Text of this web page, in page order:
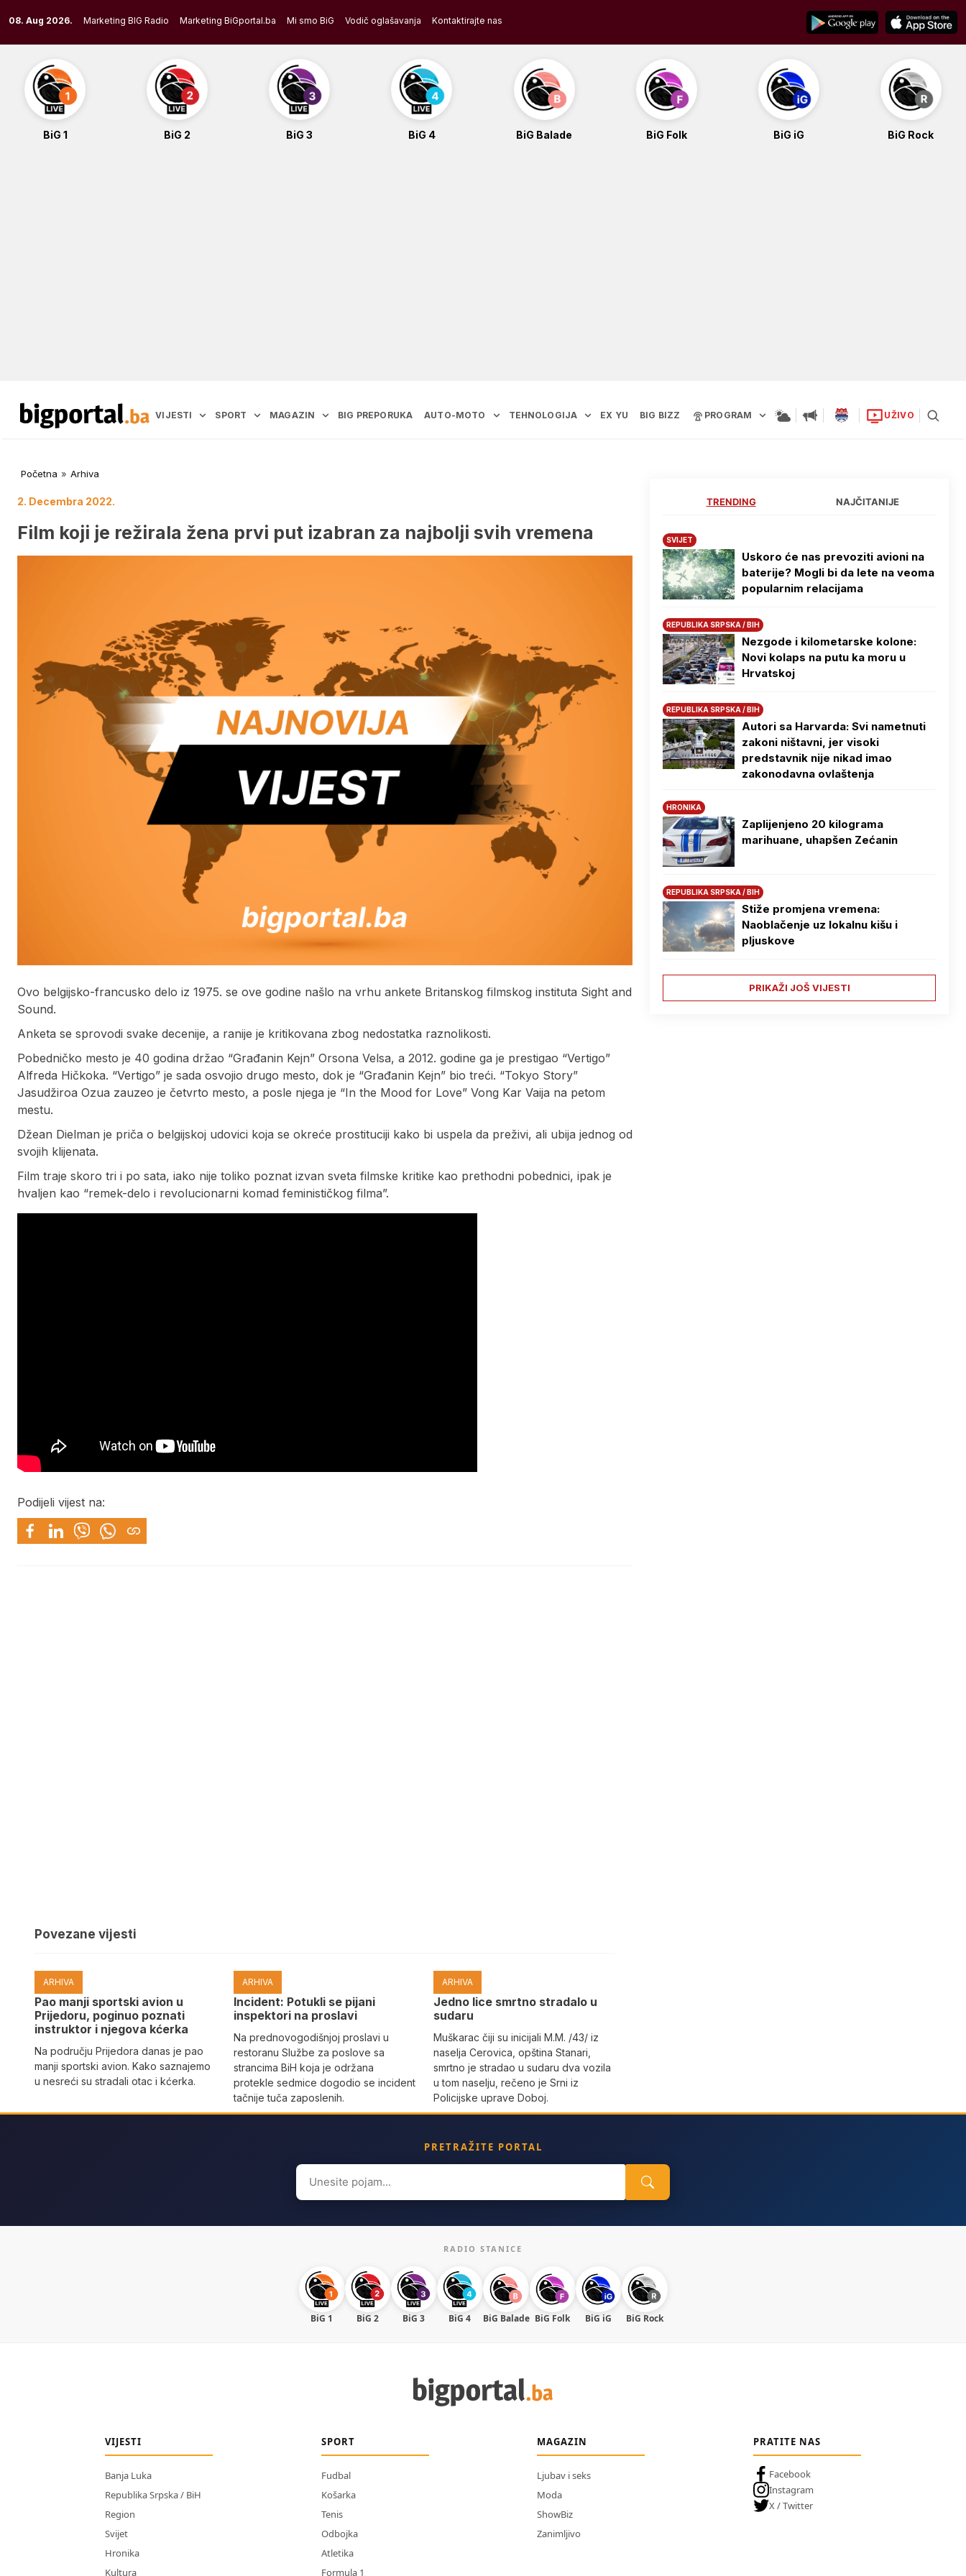
to
content
08. Aug 2026. Marketing BIG Radio Marketing BiGportal.ba Mi smo BiG Vodič oglašavanja Kontaktirajte nas
BiG 1 BiG 2 BiG 3 BiG 4 BiG Balade BiG Folk BiG iG BiG Rock
VIJESTI SPORT MAGAZIN BIG PREPORUKA AUTO-MOTO TEHNOLOGIJA EX YU BIG BIZZ PROGRAM UŽIVO
Početna » Arhiva
2. Decembra 2022.
Film koji je režirala žena prvi put izabran za najbolji svih vremena
Ovo belgijsko-francusko delo iz 1975. se ove godine našlo na vrhu ankete Britanskog filmskog instituta Sight and
Sound.
Anketa se sprovodi svake decenije, a ranije je kritikovana zbog nedostatka raznolikosti.
Pobedničko mesto je 40 godina držao “Građanin Kejn” Orsona Velsa, a 2012. godine ga je prestigao “Vertigo”
Alfreda Hičkoka. “Vertigo” je sada osvojio drugo mesto, dok je “Građanin Kejn” bio treći. “Tokyo Story”
Jasudžiroa Ozua zauzeo je četvrto mesto, a posle njega je “In the Mood for Love” Vong Kar Vaija na petom
mestu.
Džean Dielman je priča o belgijskoj udovici koja se okreće prostituciji kako bi uspela da preživi, ali ubija jednog od
svojih klijenata.
Film traje skoro tri i po sata, iako nije toliko poznat izvan sveta filmske kritike kao prethodni pobednici, ipak je
hvaljen kao “remek-delo i revolucionarni komad feminističkog filma”.
Podijeli vijest na:
Povezane vijesti
ARHIVA
Pao manji sportski avion u
Prijedoru, poginuo poznati
instruktor i njegova kćerka
Na području Prijedora danas je pao
manji sportski avion. Kako saznajemo
u nesreći su stradali otac i kćerka.
ARHIVA
Incident: Potukli se pijani
inspektori na proslavi
Na prednovogodišnjoj proslavi u
restoranu Službe za poslove sa
strancima BiH koja je održana
protekle sedmice dogodio se incident
tačnije tuča zaposlenih.
ARHIVA
Јedno lice smrtno stradalo u
sudaru
Muškarac čiji su inicijali M.M. /43/ iz
naselja Cerovica, opština Stanari,
smrtno je stradao u sudaru dva vozila
u tom naselju, rečeno je Srni iz
Policijske uprave Doboj.
TRENDING NAJČITANIJE
SVIJET
Uskoro će nas prevoziti avioni na
baterije? Mogli bi da lete na veoma
popularnim relacijama
REPUBLIKA SRPSKA / BIH
Nezgode i kilometarske kolone:
Novi kolaps na putu ka moru u
Hrvatskoj
REPUBLIKA SRPSKA / BIH
Autori sa Harvarda: Svi nametnuti
zakoni ništavni, jer visoki
predstavnik nije nikad imao
zakonodavna ovlaštenja
HRONIKA
Zaplijenjeno 20 kilograma
marihuane, uhapšen Zećanin
REPUBLIKA SRPSKA / BIH
Stiže promjena vremena:
Naoblačenje uz lokalnu kišu i
pljuskove
PRIKAŽI JOŠ VIJESTI
PRETRAŽITE PORTAL
Search
for:
RADIO STANICE
BiG 1 BiG 2 BiG 3 BiG 4 BiG Balade BiG Folk BiG iG BiG Rock
VIJESTI
Banja Luka
Republika Srpska / BiH
Region
Svijet
Hronika
Kultura
SPORT
Fudbal
Košarka
Tenis
Odbojka
Atletika
Formula 1
MAGAZIN
Ljubav i seks
Moda
ShowBiz
Zanimljivo
PRATITE NAS
Facebook
Instagram
X / Twitter